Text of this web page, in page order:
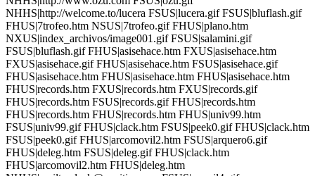
NHHS|http://welcome.to/lucera FSUS|lucera.gif FSUS|bluflash.gif
FHUS|7trofeo.htm NSUS|7trofeo.gif FHUS|plano.htm
NXUS|index_archivos/image001.gif FSUS|salamini.gif
FSUS|bluflash.gif FHUS|asisehace.htm FXUS|asisehace.htm
FXUS|asisehace.gif FHUS|asisehace.htm FSUS|asisehace.gif
FHUS|asisehace.htm FHUS|asisehace.htm FHUS|asisehace.htm
FHUS|records.htm FXUS|records.htm FXUS|records.gif
FHUS|records.htm FSUS|records.gif FHUS|records.htm
FHUS|records.htm FHUS|records.htm FHUS|univ99.htm
FSUS|univ99.gif FHUS|clack.htm FSUS|peek0.gif FHUS|clack.htm
FSUS|peek0.gif FHUS|arcomovil2.htm FSUS|arquero6.gif
FHUS|deleg.htm FSUS|deleg.gif FHUS|clack.htm
FHUS|arcomovil2.htm FHUS|deleg.htm